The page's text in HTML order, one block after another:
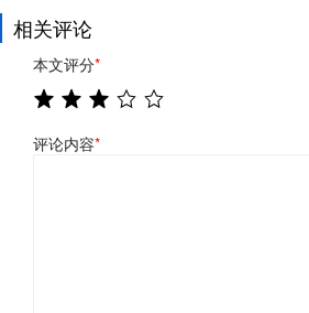
相关评论
本文评分*
评论内容*